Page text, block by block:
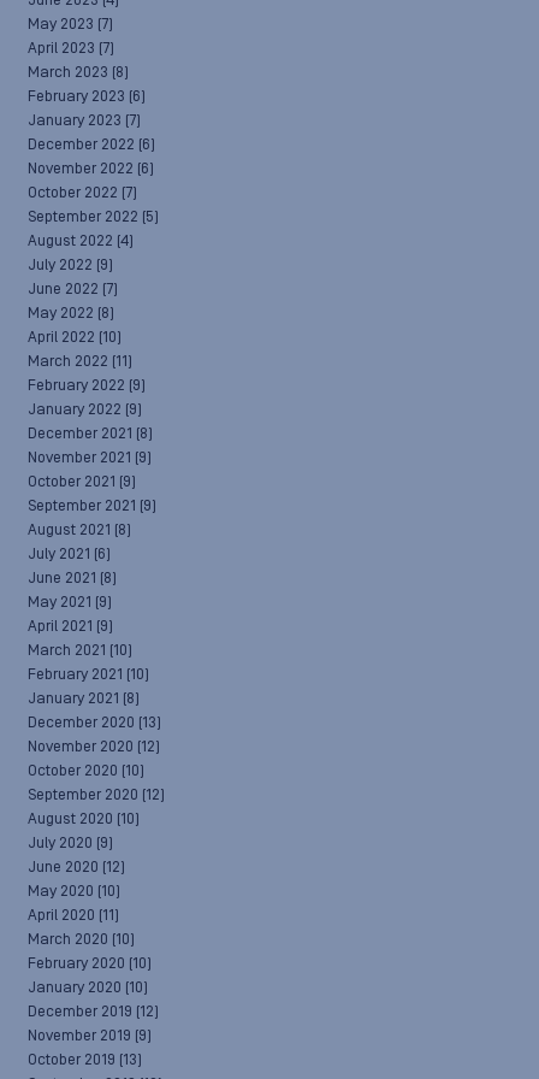
May 2023 (7)
April 2023 (7)
March 2023 (8)
February 2023 (6)
January 2023 (7)
December 2022 (6)
November 2022 (6)
October 2022 (7)
September 2022 (5)
August 2022 (4)
July 2022 (9)
June 2022 (7)
May 2022 (8)
April 2022 (10)
March 2022 (11)
February 2022 (9)
January 2022 (9)
December 2021 (8)
November 2021 (9)
October 2021 (9)
September 2021 (9)
August 2021 (8)
July 2021 (6)
June 2021 (8)
May 2021 (9)
April 2021 (9)
March 2021 (10)
February 2021 (10)
January 2021 (8)
December 2020 (13)
November 2020 (12)
October 2020 (10)
September 2020 (12)
August 2020 (10)
July 2020 (9)
June 2020 (12)
May 2020 (10)
April 2020 (11)
March 2020 (10)
February 2020 (10)
January 2020 (10)
December 2019 (12)
November 2019 (9)
October 2019 (13)